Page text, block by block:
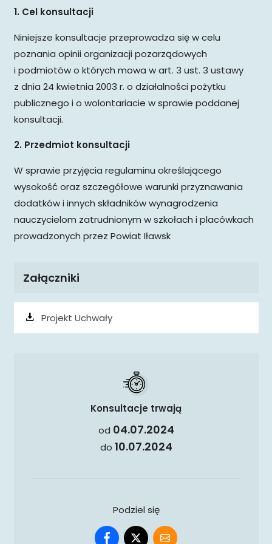
1. Cel konsultacji
Niniejsze konsultacje przeprowadza się w celu
poznania opinii organizacji pozarządowych
i podmiotów o których mowa w art. 3 ust. 3 ustawy
z dnia 24 kwietnia 2003 r. o działalności pożytku
publicznego i o wolontariacie w sprawie poddanej
konsultacji.
2. Przedmiot konsultacji
W sprawie przyjęcia regulaminu określającego
wysokość oraz szczegółowe warunki przyznawania
dodatków i innych składników wynagrodzenia
nauczycielom zatrudnionym w szkołach i placówkach
prowadzonych przez Powiat Iławsk
Załączniki
Projekt Uchwały
Konsultacje trwają
od 04.07.2024
do 10.07.2024
Podziel się